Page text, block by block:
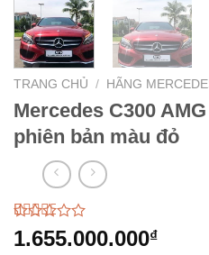
TRANG CHỦ / HÃNG
Mercedes C300
phiên bản màu đỏ
2.88
trên 5
26
1.655.000.000₫